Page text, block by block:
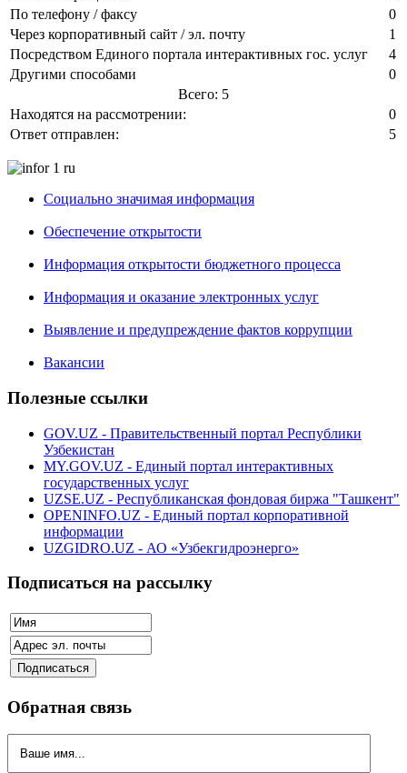
По телефону / факсу
0
Через корпоративный сайт / эл. почту
1
Посредством Единого портала интерактивных гос. услуг
4
Другими способами
0
Всего: 5
Находятся на рассмотрении:
0
Ответ отправлен:
5
Социально значимая информация
Обеспечение открытости
Информация открытости бюджетного процесса
Информация и оказание электронных услуг
Выявление и предупреждение фактов коррупции
Вакансии
Полезные ссылки
GOV.UZ - Правительственный портал Республики
Узбекистан
MY.GOV.UZ - Единый портал интерактивных
государственных услуг
UZSE.UZ - Республиканская фондовая биржа "Ташкент"
OPENINFO.UZ - Единый портал корпоративной
информации
UZGIDRO.UZ - АО «Узбекгидроэнерго»
Подписаться на рассылку
Обратная связь